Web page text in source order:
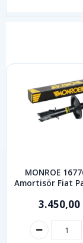
MONROE
Amortisör Fiat
3.450,00